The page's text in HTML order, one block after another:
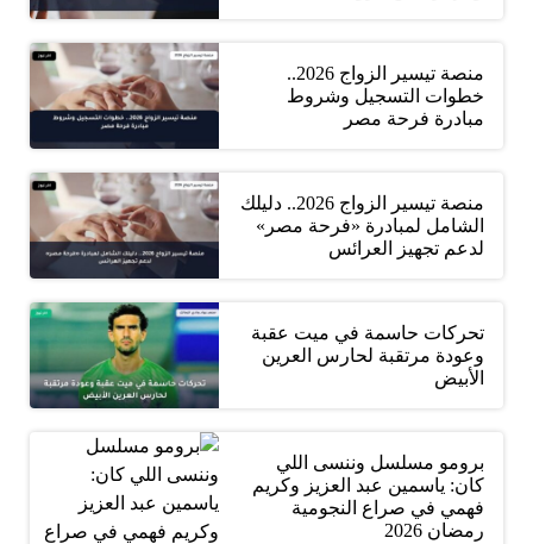
منصة تيسير الزواج 2026..
خطوات التسجيل وشروط
مبادرة فرحة مصر
منصة تيسير الزواج 2026.. دليلك
الشامل لمبادرة «فرحة مصر»
لدعم تجهيز العرائس
تحركات حاسمة في ميت عقبة
وعودة مرتقبة لحارس العرين
الأبيض
برومو مسلسل وننسى اللي
كان: ياسمين عبد العزيز وكريم
فهمي في صراع النجومية
رمضان 2026